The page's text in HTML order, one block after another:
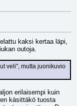
kaksi kertaa läpi,
outoja.
veli", mutta juonikuvio
erilaisempi kuin
käsittäkö tuosta